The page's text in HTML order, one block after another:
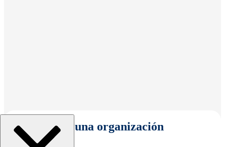
Seleccionar una organización